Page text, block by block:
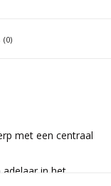
(0)
met een centraal
in het